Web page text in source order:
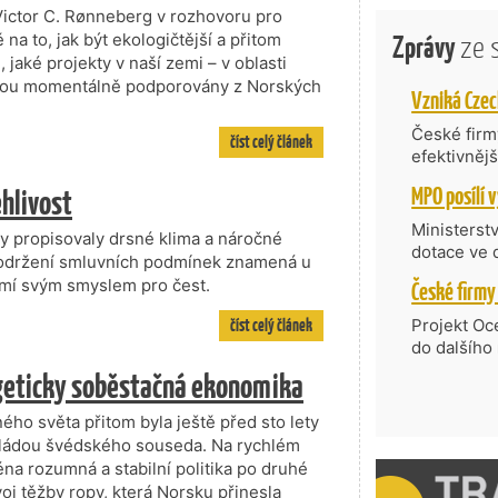
C. Rønneberg v rozhovoru pro
na to, jak být ekologičtější a přitom
projekty v naší zemi – v oblasti
momentálně podporovány z Norských
číst celý článek
propisovaly drsné klima a náročné
smluvních podmínek znamená u
svým smyslem pro čest.
číst celý článek
soběstačná ekonomika
světa přitom byla ještě před sto lety
švédského souseda. Na rychlém
rozumná a stabilní politika po druhé
těžby ropy, která Norsku přinesla
Zprávyze
České
nabídne
zahraniční
dotace ve
Transfer,
Částkou
umělé
do
Projekt
do dalšího
prosazují
nejen
příběh.